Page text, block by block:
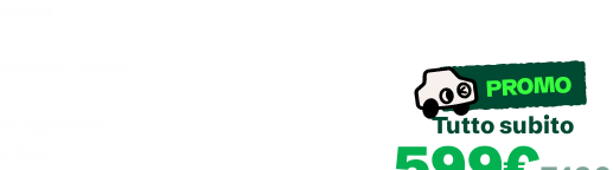
PROMO
Tutto subito